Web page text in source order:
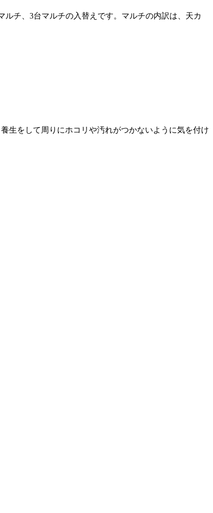
チ、3台マルチの入替えです。マルチの内訳は、天カ
生をして周りにホコリや汚れがつかないように気を付け